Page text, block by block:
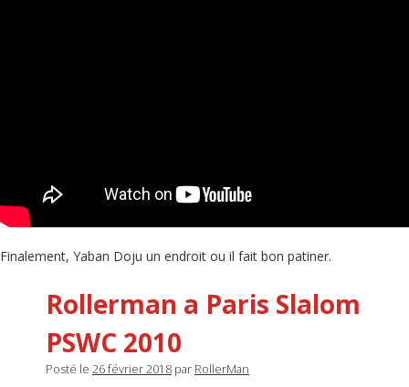
Finalement, Yaban Doju un endroit ou il fait bon patiner.
Rollerman a Paris Slalom
PSWC 2010
Posté le 26 février 2018 par RollerMan